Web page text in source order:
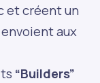
et créent un
aux
“Builders”